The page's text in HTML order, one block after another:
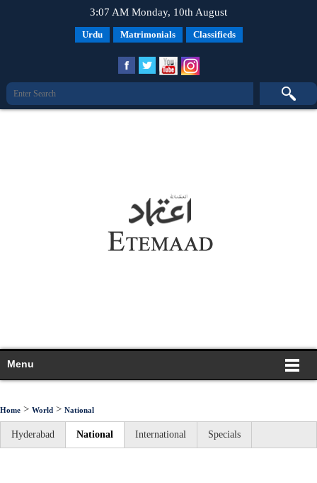
3:07 AM Monday, 10th August
Urdu Matrimonials Classifieds
Menu
Home > World > National
Hyderabad National International Specials